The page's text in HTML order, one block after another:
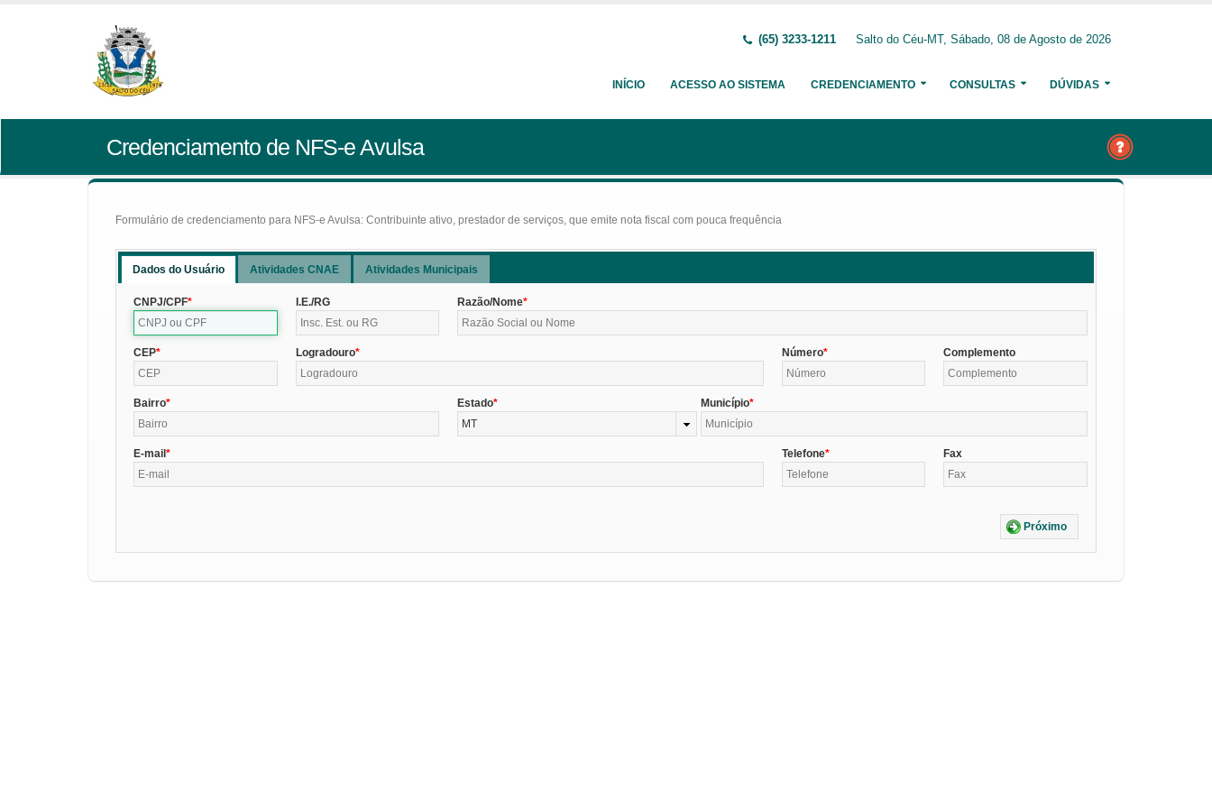
(65) 3233-1211 Salto do Céu-MT, Sábado, 08 de Agosto de 2026
INÍCIO ACESSO AO SISTEMA CREDENCIAMENTO CONSULTAS DÚVIDAS
Credenciamento de NFS-e Avulsa
Formulário de credenciamento para NFS-e Avulsa: Contribuinte ativo, prestador de serviços, que emite nota fiscal com pouca frequência
Dados do Usuário Atividades CNAE Atividades Municipais
CNPJ/CPF I.E./RG Razão/Nome
CEP Logradouro Número Complemento
Bairro
Estado
MT
Município
E-mail Telefone Fax
Próximo